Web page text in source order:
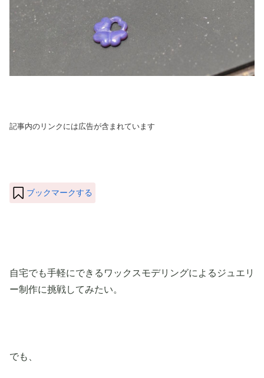
記事内のリンクには広告が含まれています
ブックマークする
自宅でも手軽にできるワックスモデリングによるジュエリ
ー制作に挑戦してみたい。
でも、